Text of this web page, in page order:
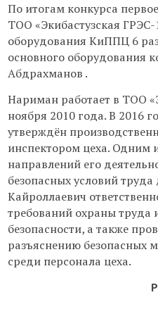
По итогам конкурса
ТОО «Экибастузская
оборудования КиППЦ 6
основного оборудования
Абдрахманов .
Нариман работает в ТОО
ноября 2010 года. В 2016
утверждён
инспектором цеха. Одним
направлений его
безопасных условий
Кайроллаевич
требований охраны
безопасности, а также
разъяснению безопасных
среди персонала цеха.